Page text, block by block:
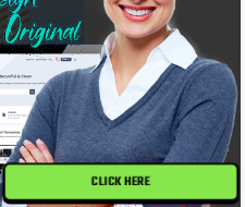
CLICK HERE